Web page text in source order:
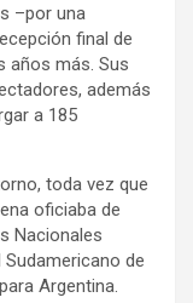
–por una
final de
años más. Sus
además
a 185
toda vez que
oficiaba de
Nacionales
de
Argentina.